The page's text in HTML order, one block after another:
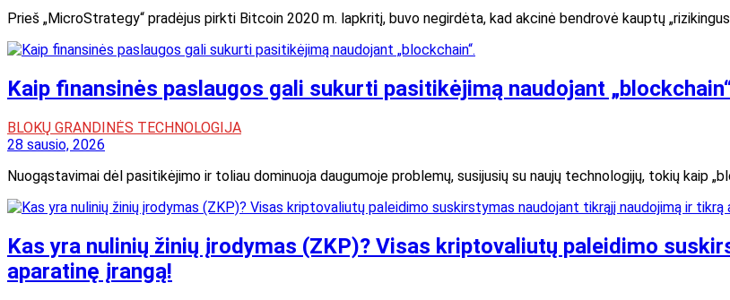
Prieš „MicroStrategy“ pradėjus pirkti Bitcoin 2020 m. lapkritį, buvo negirdėta, kad akcinė bendrovė kauptų
Kaip finansinės paslaugos gali sukurti pasitikėjimą naudojant
BLOKŲ GRANDINĖS TECHNOLOGIJA
28 sausio, 2026
Nuogąstavimai dėl pasitikėjimo ir toliau dominuoja daugumoje problemų, susijusių su naujų technologijų, tokių kaip
Kas yra nulinių žinių įrodymas (ZKP)? Visas kriptovaliutų paleidimo
aparatinę įrangą!